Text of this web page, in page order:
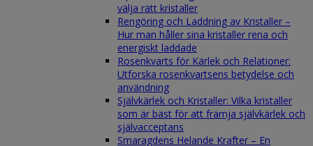
välja rätt kristaller
Rengöring och Laddning av Kristaller –
Hur man håller sina kristaller rena och
energiskt laddade
Rosenkvarts för Kärlek och Relationer:
Utforska rosenkvartsens betydelse och
användning
Självkärlek och Kristaller: Vilka kristaller
som är bäst för att främja självkärlek och
självacceptans
Smaragdens Helande Krafter – En